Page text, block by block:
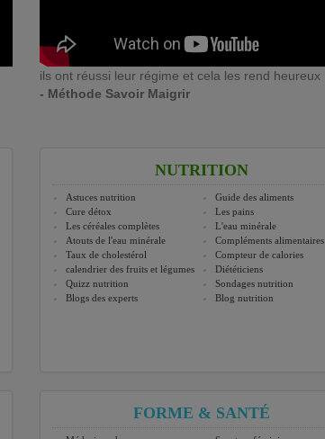
ils ont réussi leur régime et cela les rend heureux
- Méthode Savoir Maigrir
NUTRITION
Astuces nutrition
Guide des aliments
Cure détox
Les pains
Les céréales complètes
L'eau minérale
Atouts de l'eau minérale
Compléments alimentaires
Taux de cholestérol
Compteur de calories
calendrier des fruits et légumes
Diététiciens
Quizz nutrition
Sondages nutrition
Blogs des experts
Blog nutrition
FORME & SANTÉ